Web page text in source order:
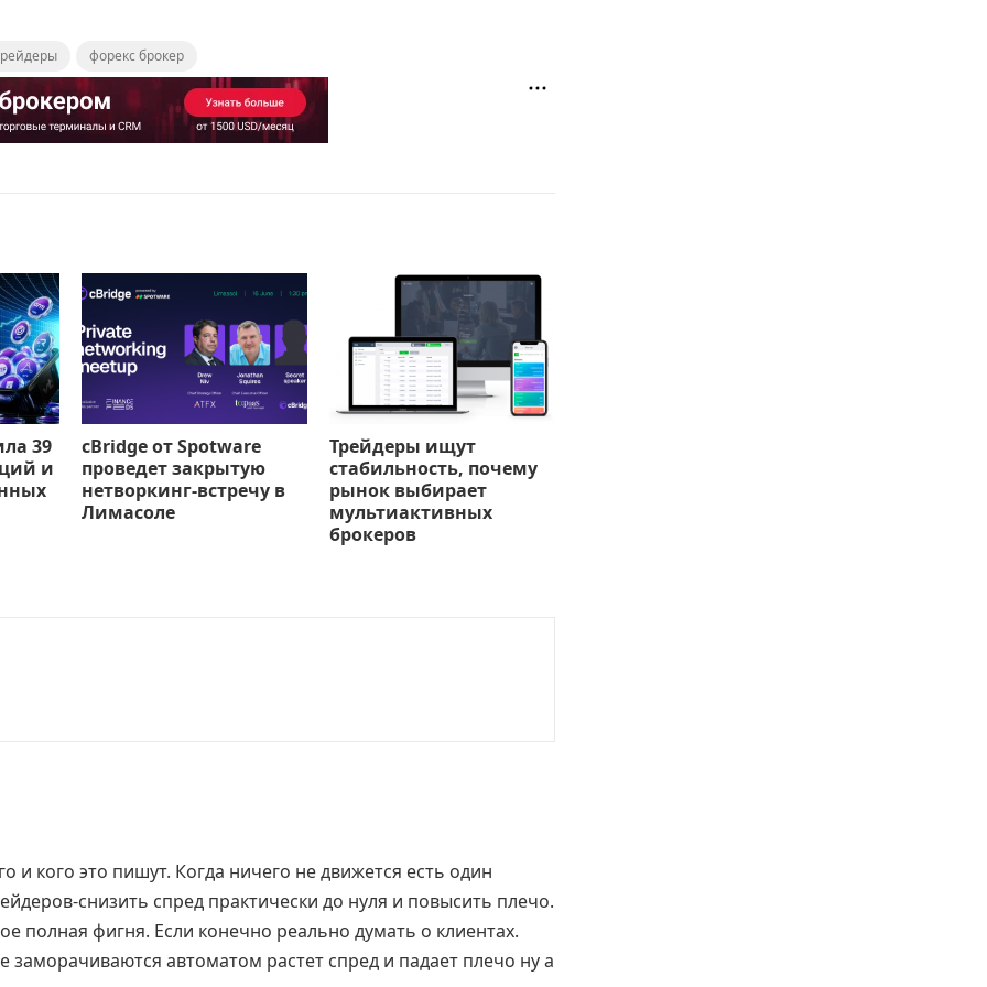
форекс брокер
39
и
cBridge от Spotware
проведет закрытую
нетворкинг-встречу в
Лимасоле
Трейдеры ищут
стабильность, почему
рынок выбирает
мультиактивных
брокеров
и кого это пишут. Когда ничего не движется есть один
снизить спред практически до нуля и повысить плечо.
полная фигня. Если конечно реально думать о клиентах.
заморачиваются автоматом растет спред и падает плечо ну а